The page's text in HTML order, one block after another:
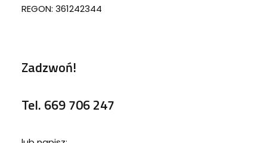
REGON: 361242344
Zadzwoń!
Tel. 669 706 247